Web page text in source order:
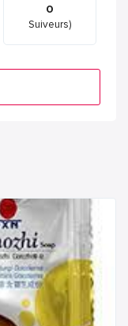
0
Suiveurs)